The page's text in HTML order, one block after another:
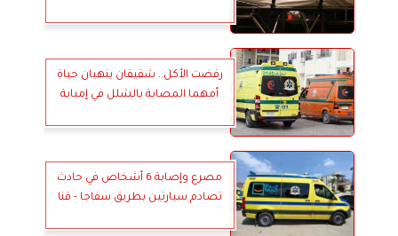
رفضت الأكل.. شقيقان ينهيان حياة
أمهما المصابة بالشلل في إمبابة
مصرع وإصابة 6 أشخاص في حادث
تصادم سيارتين بطريق سفاجا - قنا